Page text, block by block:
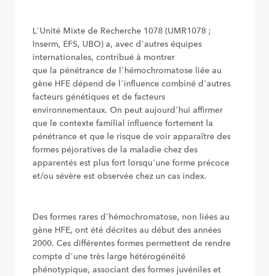
L’Unité Mixte de Recherche 1078 (UMR1078 ;
Inserm, EFS, UBO) a, avec d’autres équipes
internationales, contribué à montrer
que la pénétrance de l’hémochromatose liée au
gène HFE dépend de l’influence combiné d’autres
facteurs génétiques et de facteurs
environnementaux. On peut aujourd’hui affirmer
que le contexte familial influence fortement la
pénétrance et que le risque de voir apparaître des
formes péjoratives de la maladie chez des
apparentés est plus fort lorsqu’une forme précoce
et/ou sévère est observée chez un cas index.
Des formes rares d’hémochromatose, non liées au
gène HFE, ont été décrites au début des années
2000. Ces différentes formes permettent de rendre
compte d’une très large hétérogénéité
phénotypique, associant des formes juvéniles et